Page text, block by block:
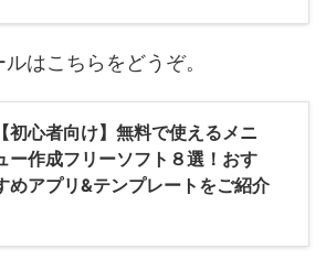
はこちらをどうぞ。
【初心者向け】無料で使えるメニ
ー作成フリーソフト８選！おす
めアプリ&テンプレートをご紹介